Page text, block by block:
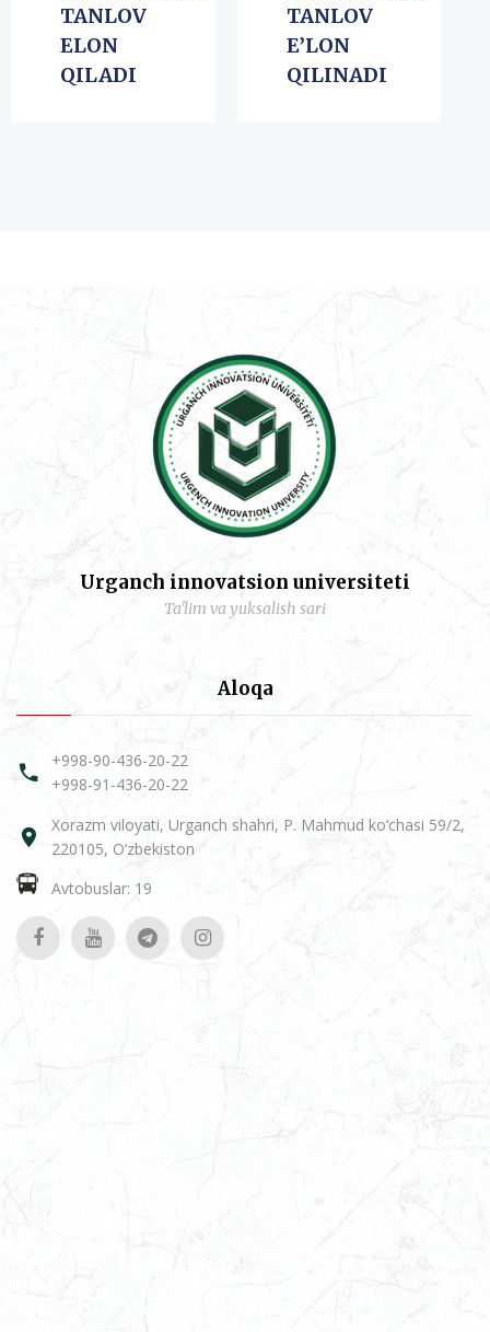
TANLOV
ELON
QILADI
TANLOV
E’LON
QILINADI
Urganch innovatsion universiteti
Ta'lim va yuksalish sari
Aloqa
+998-90-436-20-22
+998-91-436-20-22
Xorazm viloyati, Urganch shahri, P. Mahmud ko‘chasi 59/2,
220105, O‘zbekiston
Avtobuslar: 19